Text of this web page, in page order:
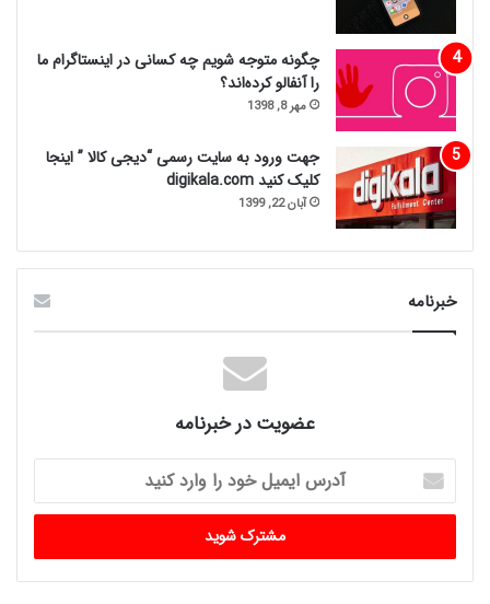
چگونه متوجه شویم چه کسانی در اینستاگرام ما
را آنفالو کرده‌اند؟
مهر 8, 1398
جهت ورود به سایت رسمی “دیجی کالا ” اینجا
کلیک کنید digikala.com
آبان 22, 1399
خبرنامه
عضویت در خبرنامه
آدرس
ایمیل
خود
وارد
کنید